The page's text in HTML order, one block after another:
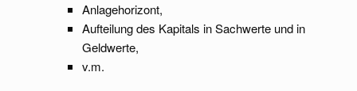
Anlagehorizont,
Aufteilung des Kapitals in Sachwerte und in
Geldwerte,
v.m.